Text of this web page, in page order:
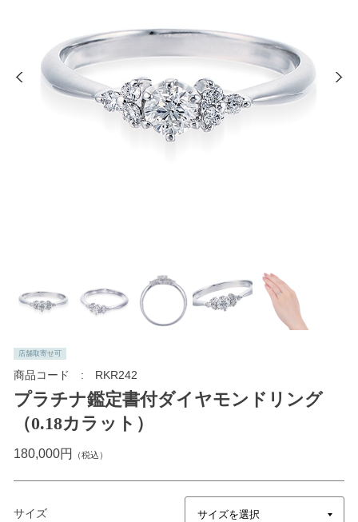
店舗取寄せ可
商品コード RKR242
プラチナ鑑定書付ダイヤモンドリング
（0.18カラット）
180,000円 （税込）
サイズ